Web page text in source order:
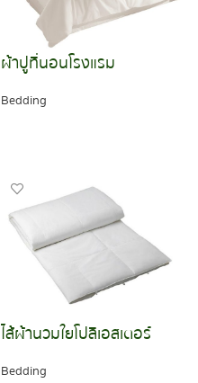
ผ้าปูที่นอนโรงแรม
Bedding
ไส้ผ้านวมใยโปลีเอสเตอร์
Bedding